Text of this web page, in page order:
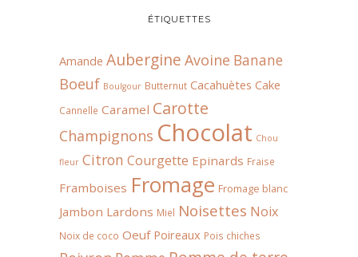
ÉTIQUETTES
Amande Aubergine Avoine Banane
Boeuf Boulgour Butternut Cacahuètes Cake
Cannelle Caramel Carotte
Champignons Chocolat Chou
fleur Citron Courgette Epinards Fraise
Framboises Fromage Fromage blanc
Jambon Lardons Miel Noisettes Noix
Noix de coco Oeuf Poireaux Pois chiches